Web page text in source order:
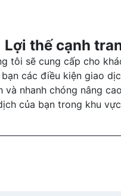
Lợi thế cạnh
tôi sẽ cung cấp cho
các điều kiện giao
và nhanh chóng nâng
của bạn trong khu